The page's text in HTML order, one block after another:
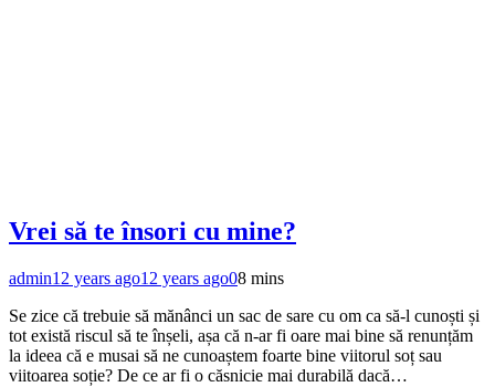
Vrei să te însori cu mine?
admin12 years ago12 years ago08 mins
Se zice că trebuie să mănânci un sac de sare cu om ca să-l cunoști și
tot există riscul să te înșeli, așa că n-ar fi oare mai bine să renunțăm
la ideea că e musai să ne cunoaștem foarte bine viitorul soț sau
viitoarea soție? De ce ar fi o căsnicie mai durabilă dacă…